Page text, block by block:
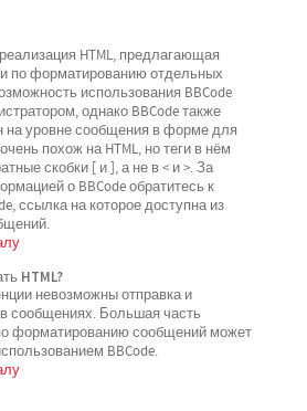
HTML, предлагающая
по форматированию отдельных
использования BBCode
однако BBCode также
на уровне сообщения в форме для
похож на HTML, но теги в нём
скобки [ и ], а не в < и >. За
о BBCode обратитесь к
ссылка на которое доступна из
HTML?
невозможны отправка и
в сообщениях. Большая часть
форматированию сообщений может
BBCode.